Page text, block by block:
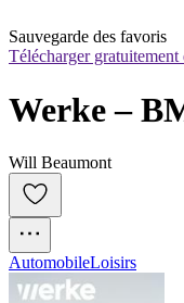
Sauvegarde des favoris
Télécharger
Werke –
Will Beaumont
AutomobileLoisirs